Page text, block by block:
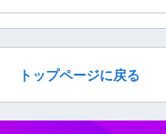
トップページに戻る